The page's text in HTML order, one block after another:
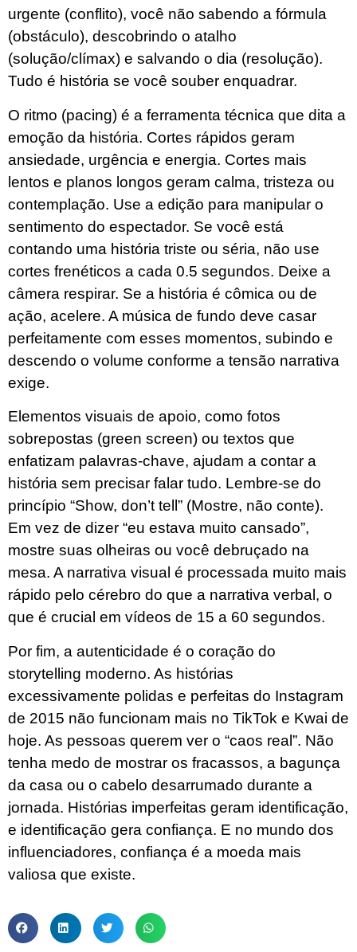
urgente (conflito), você não sabendo a fórmula
(obstáculo), descobrindo o atalho
(solução/clímax) e salvando o dia (resolução).
Tudo é história se você souber enquadrar.
O ritmo (pacing) é a ferramenta técnica que dita a
emoção da história. Cortes rápidos geram
ansiedade, urgência e energia. Cortes mais
lentos e planos longos geram calma, tristeza ou
contemplação. Use a edição para manipular o
sentimento do espectador. Se você está
contando uma história triste ou séria, não use
cortes frenéticos a cada 0.5 segundos. Deixe a
câmera respirar. Se a história é cômica ou de
ação, acelere. A música de fundo deve casar
perfeitamente com esses momentos, subindo e
descendo o volume conforme a tensão narrativa
exige.
Elementos visuais de apoio, como fotos
sobrepostas (green screen) ou textos que
enfatizam palavras-chave, ajudam a contar a
história sem precisar falar tudo. Lembre-se do
princípio “Show, don’t tell” (Mostre, não conte).
Em vez de dizer “eu estava muito cansado”,
mostre suas olheiras ou você debruçado na
mesa. A narrativa visual é processada muito mais
rápido pelo cérebro do que a narrativa verbal, o
que é crucial em vídeos de 15 a 60 segundos.
Por fim, a autenticidade é o coração do
storytelling moderno. As histórias
excessivamente polidas e perfeitas do Instagram
de 2015 não funcionam mais no TikTok e Kwai de
hoje. As pessoas querem ver o “caos real”. Não
tenha medo de mostrar os fracassos, a bagunça
da casa ou o cabelo desarrumado durante a
jornada. Histórias imperfeitas geram identificação,
e identificação gera confiança. E no mundo dos
influenciadores, confiança é a moeda mais
valiosa que existe.